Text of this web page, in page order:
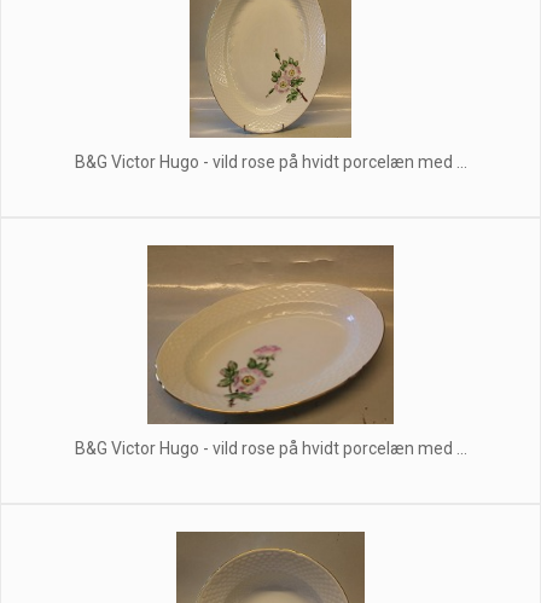
B&G Victor Hugo - vild rose på hvidt porcelæn med ...
B&G Victor Hugo - vild rose på hvidt porcelæn med ...